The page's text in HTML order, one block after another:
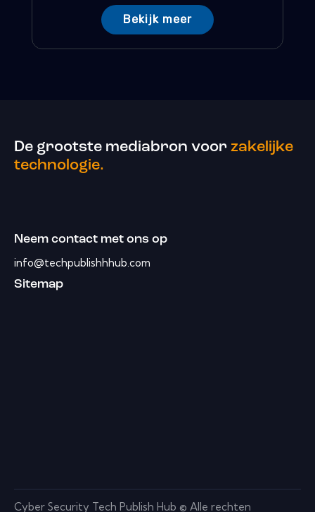
Bekijk meer
De grootste mediabron voor zakelijke
technologie.
Neem contact met ons op
info@techpublishhhub.com
Sitemap
Cyber ​​Security Tech Publish Hub © Alle rechten